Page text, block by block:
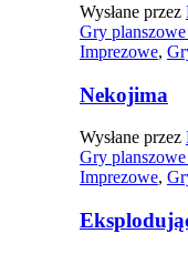
Wysłane przez
Gry
Imprezowe,
Nekojima
Wysłane przez
Gry
Imprezowe,